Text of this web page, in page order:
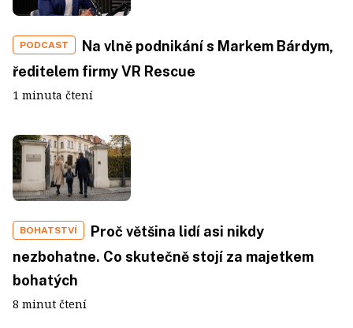
PODCAST
Na vlně podnikání s Markem Bárdym,
ředitelem firmy VR Rescue
1 minuta čtení
BOHATSTVÍ
Proč většina lidí asi nikdy
nezbohatne. Co skutečně stojí za majetkem
bohatých
8 minut čtení